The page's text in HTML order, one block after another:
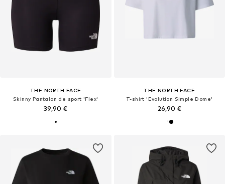
THE NORTH FACE
Skinny Pantalon de sport 'Flex'
39,90 €
THE NORTH FACE
T-shirt 'Evolution Simple Dome'
26,90 €